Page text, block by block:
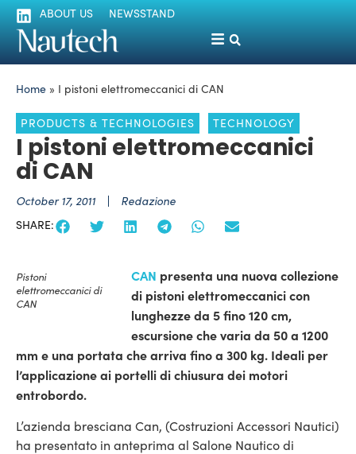
ABOUT US NEWSSTAND
Home » I pistoni elettromeccanici di CAN
PRODUCTS & TECHNOLOGIES TECHNOLOGY
I pistoni elettromeccanici
di CAN
October 17, 2011
Redazione
SHARE:
Pistoni
elettromeccanici di
CAN
CAN presenta una nuova collezione
di pistoni elettromeccanici con
lunghezze da 5 fino 120 cm,
escursione che varia da 50 a 1200
mm e una portata che arriva fino a 300 kg. Ideali per
l’applicazione ai portelli di chiusura dei motori
entrobordo.
L’azienda bresciana Can, (Costruzioni Accessori Nautici)
ha presentato in anteprima al Salone Nautico di